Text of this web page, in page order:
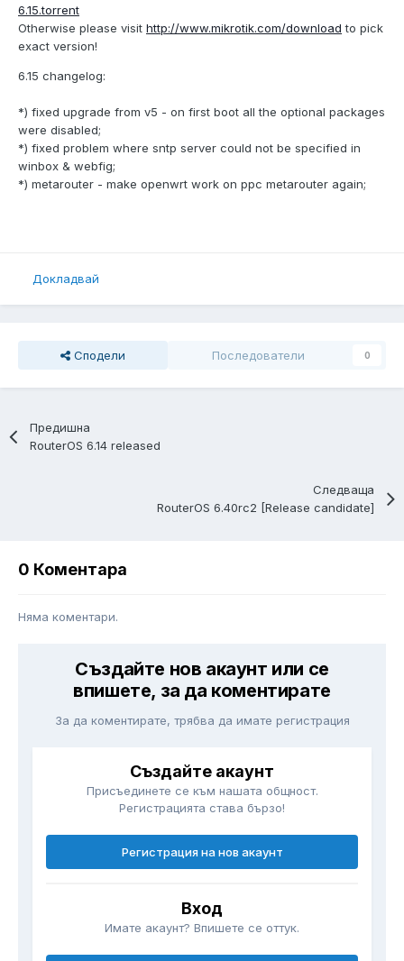
6.15.torrent
Otherwise please visit http://www.mikrotik.com/download to pick
exact version!
6.15 changelog:
*) fixed upgrade from v5 - on first boot all the optional packages
were disabled;
*) fixed problem where sntp server could not be specified in
winbox & webfig;
*) metarouter - make openwrt work on ppc metarouter again;
Докладвай
Сподели Последователи 0
Предишна
RouterOS 6.14 released
Следваща
RouterOS 6.40rc2 [Release candidate]
0 Коментара
Няма коментари.
Създайте нов акаунт или се
впишете, за да коментирате
За да коментирате, трябва да имате регистрация
Създайте акаунт
Присъединете се към нашата общност.
Регистрацията става бързо!
Регистрация на нов акаунт
Вход
Имате акаунт? Впишете се оттук.